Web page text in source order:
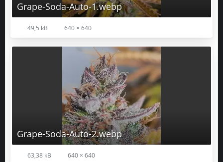
Grape-Soda-Auto-1.webp
49,5 kB 640 × 640
Grape-Soda-Auto-2.webp
63,38 kB 640 × 640